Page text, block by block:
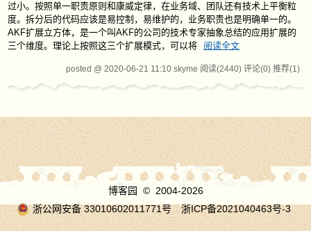
过小。按照单一职责原则和康威定律，在业务域、团队还有技术上平衡粒
度。拆分后的代码应该是易控制，易维护的，业务职责也是明确单一的。
AKF扩展立方体，是一个叫AKF的公司的技术专家抽象总结的应用扩展的
三个维度。理论上按照这三个扩展模式，可以将
阅读全文
posted @ 2020-06-21 11:10 skyme 阅读(2440) 评论(0) 推荐(1)
博客园
© 2004-2026
浙公网安备 33010602011771号
浙ICP备2021040463号-3